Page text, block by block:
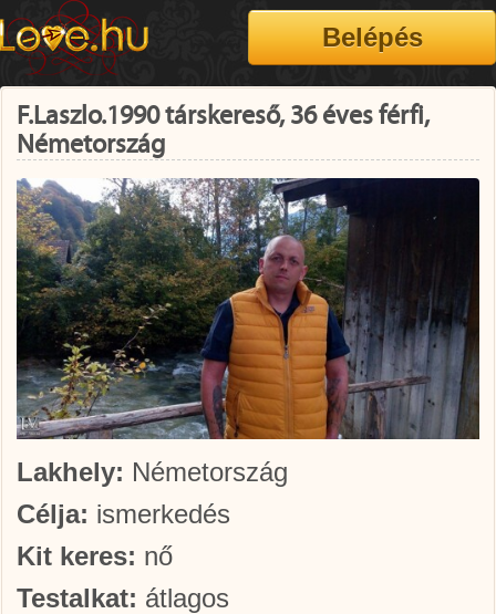
F.Laszlo.1990 társkereső, 36 éves férfi,
Németország
Lakhely: Németország
Célja: ismerkedés
Kit keres: nő
Testalkat: átlagos